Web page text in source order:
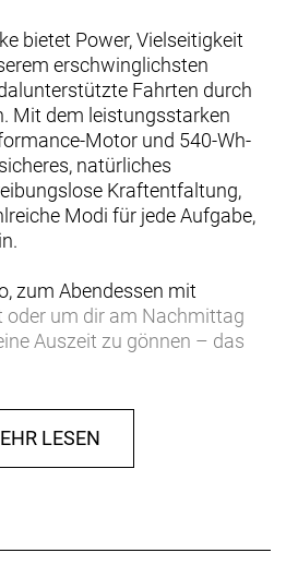
bietet Power, Vielseitigkeit
erschwinglichsten
Fahrten durch
Mit dem leistungsstarken
Motor und 540-Wh-
natürliches
Kraftentfaltung,
Modi für jede Aufgabe,
zum Abendessen mit
oder um dir am Nachmittag
Auszeit zu gönnen – das
bis zu 25 kg zu tragen –
Kindersitz, wenn du
unternehmen möchtest.
LESEN